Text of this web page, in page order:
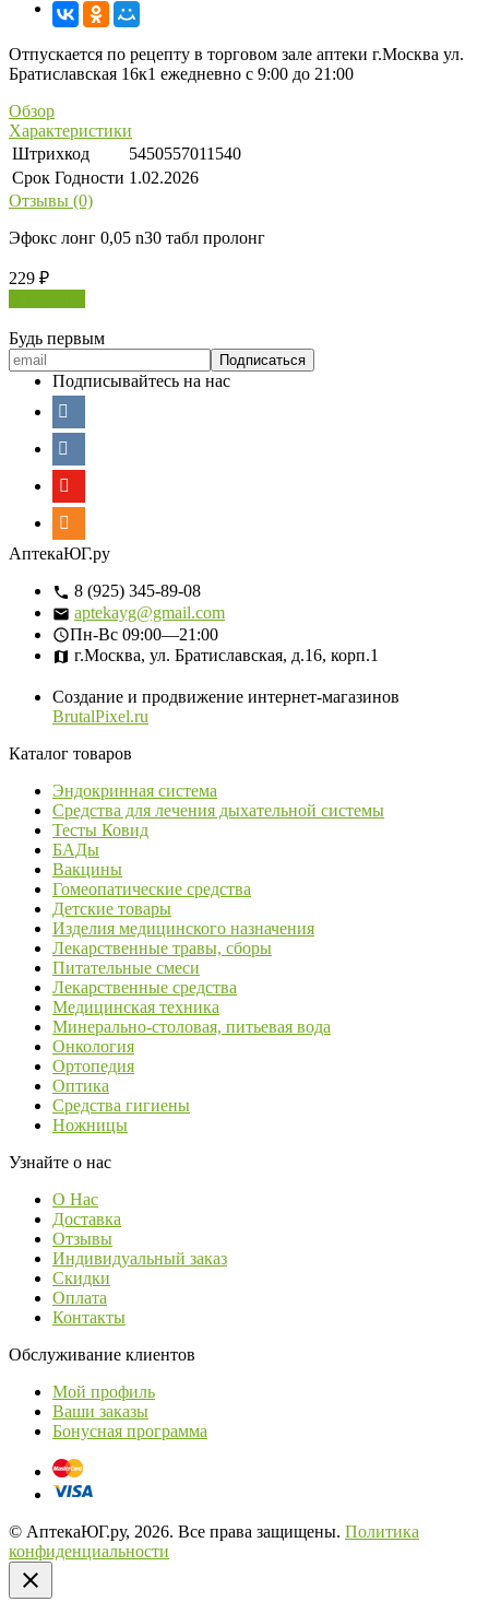
Отпускается по рецепту в торговом зале аптеки г.Москва ул.
Братиславская 16к1 ежедневно с 9:00 до 21:00
Обзор
Характеристики
Штрихкод
5450557011540
Срок Годности 1.02.2026
Отзывы (0)
Эфокс лонг 0,05 n30 табл пролонг
229 ₽
Будь первым
Подписывайтесь на нас
АптекаЮГ.ру
8 (925) 345-89-08
aptekayg@gmail.com
Пн-Вс 09:00—21:00
г.Москва, ул. Братиславская, д.16, корп.1
Создание и продвижение интернет-магазинов
BrutalPixel.ru
Каталог товаров
Эндокринная система
Средства для лечения дыхательной системы
Тесты Ковид
БАДы
Вакцины
Гомеопатические средства
Детские товары
Изделия медицинского назначения
Лекарственные травы, сборы
Питательные смеси
Лекарственные средства
Медицинская техника
Минерально-столовая, питьевая вода
Онкология
Ортопедия
Оптика
Средства гигиены
Ножницы
Узнайте о нас
О Нас
Доставка
Отзывы
Индивидуальный заказ
Скидки
Оплата
Контакты
Обслуживание клиентов
Мой профиль
Ваши заказы
Бонусная программа
© АптекаЮГ.ру, 2026. Все права защищены. Политика
конфиденциальности